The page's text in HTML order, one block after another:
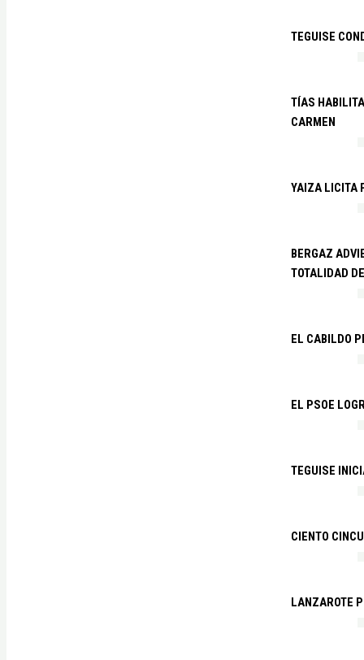
TEGUISE
TÍAS
CARMEN
YAIZA LICITA
BERGAZ
TOTALIDAD
EL CABILDO
EL PSOE
TEGUISE
CIENTO
LANZAROTE